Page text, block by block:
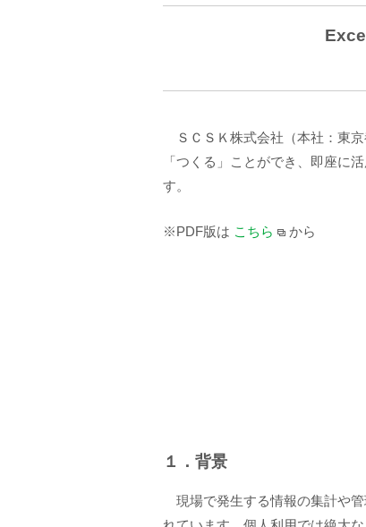
ＳＣＳＫ株式会社（本社：東
「つくる」ことができ、即座に
す。
※PDF版は こちら から
１．背景
現場で発生する情報の集計や